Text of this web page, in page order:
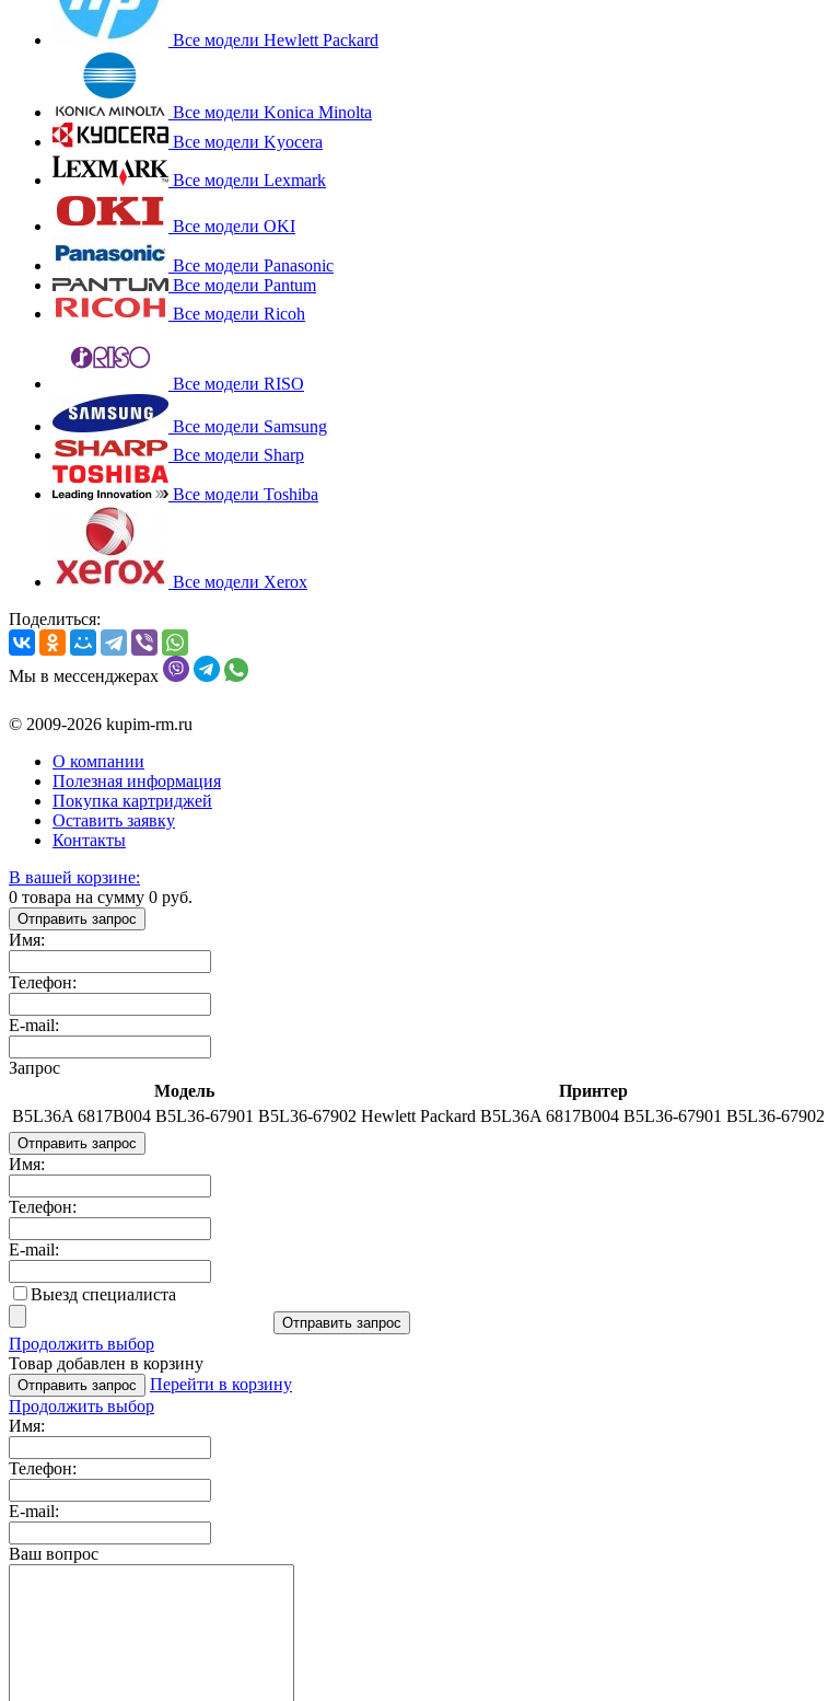
Все модели Hewlett Packard
Все модели Konica Minolta
Все модели Kyocera
Все модели Lexmark
Все модели OKI
Все модели Panasonic
Все модели Pantum
Все модели Ricoh
Все модели RISO
Все модели Samsung
Все модели Sharp
Все модели Toshiba
Все модели Xerox
Поделиться:
Мы в мессенджерах
© 2009-2026 kupim-rm.ru
О компании
Полезная информация
Покупка картриджей
Оставить заявку
Контакты
В вашей корзине:
0 товара на сумму 0 руб.
Отправить запрос
Имя:
Телефон:
E-mail:
Запрос
Модель
Принтер
B5L36A 6817B004 B5L36-67901 B5L36-67902 Hewlett Packard B5L36A 6817B004 B5L36-67901 B5L36-67902
Отправить запрос
Имя:
Телефон:
E-mail:
Выезд специалиста
Отправить запрос
Продолжить выбор
Товар добавлен в корзину
Отправить запрос
Перейти в корзину
Продолжить выбор
Имя:
Телефон:
E-mail:
Ваш вопрос